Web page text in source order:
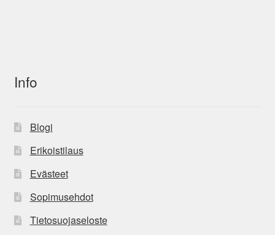
Info
Blogi
Erikoistilaus
Evästeet
Sopimusehdot
Tietosuojaseloste